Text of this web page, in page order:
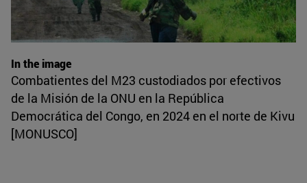
In the image
Combatientes del M23 custodiados por efectivos
de la Misión de la ONU en la República
Democrática del Congo, en 2024 en el norte de Kivu
[MONUSCO]